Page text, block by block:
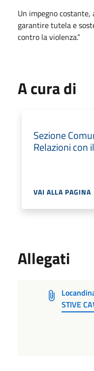
Un impegno
garantire tutela e
contro la violenza.”
A cura di
Sezione
Relazioni con
VAI ALLA PAGINA
Allegati
STIVE